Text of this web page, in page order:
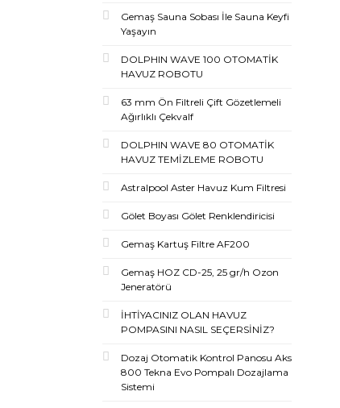
Gemaş Sauna Sobası İle Sauna Keyfi
Yaşayın
DOLPHIN WAVE 100 OTOMATİK
HAVUZ ROBOTU
63 mm Ön Filtreli Çift Gözetlemeli
Ağırlıklı Çekvalf
DOLPHIN WAVE 80 OTOMATİK
HAVUZ TEMİZLEME ROBOTU
Astralpool Aster Havuz Kum Filtresi
Gölet Boyası Gölet Renklendiricisi
Gemaş Kartuş Filtre AF200
Gemaş HOZ CD-25, 25 gr/h Ozon
Jeneratörü
İHTİYACINIZ OLAN HAVUZ
POMPASINI NASIL SEÇERSİNİZ?
Dozaj Otomatik Kontrol Panosu Aks
800 Tekna Evo Pompalı Dozajlama
Sistemi